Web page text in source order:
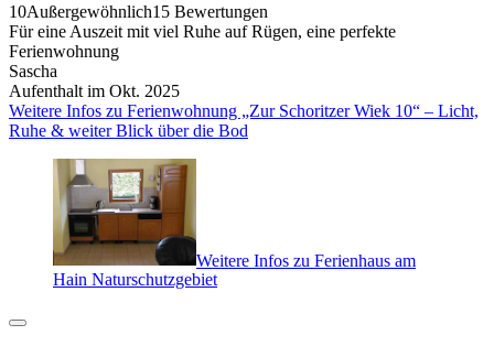
10Außergewöhnlich15 Bewertungen
Für eine Auszeit mit viel Ruhe auf Rügen, eine perfekte
Ferienwohnung
Sascha
Aufenthalt im Okt. 2025
Weitere Infos zu Ferienwohnung „Zur Schoritzer Wiek 10“ – Licht,
Ruhe & weiter Blick über die Bod
Weitere Infos zu Ferienhaus am
Hain Naturschutzgebiet